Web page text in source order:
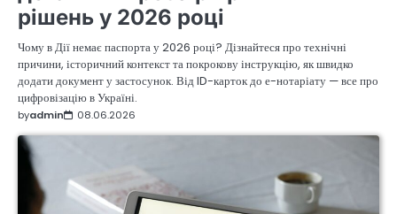
рішень у 2026 році
Чому в Дії немає паспорта у 2026 році? Дізнайтеся про технічні
причини, історичний контекст та покрокову інструкцію, як швидко
додати документ у застосунок. Від ID-карток до е-нотаріату — все про
цифровізацію в Україні.
byadmin 08.06.2026